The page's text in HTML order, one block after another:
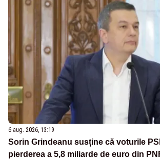
6 aug. 2026, 13:19
Sorin Grindeanu susține că voturile
pierderea a 5,8 miliarde de euro din